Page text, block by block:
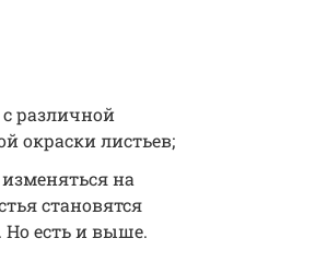
различной
окраски листьев;
на
становятся
Но есть и выше.